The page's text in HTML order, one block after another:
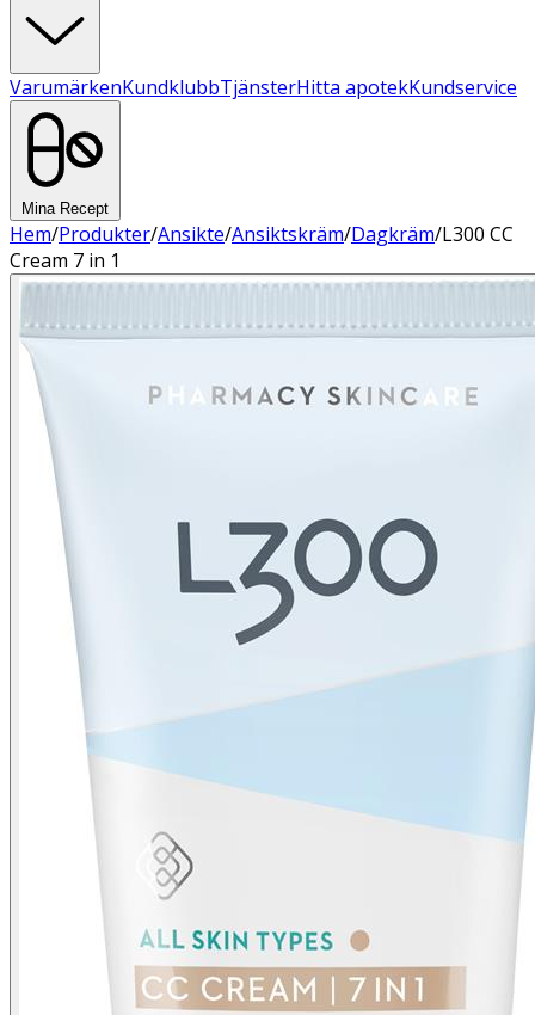
VarumärkenKundklubbTjänsterHitta apotekKundservice
Mina Recept
Hem/Produkter/Ansikte/Ansiktskräm/Dagkräm/L300 CC
Cream 7 in 1